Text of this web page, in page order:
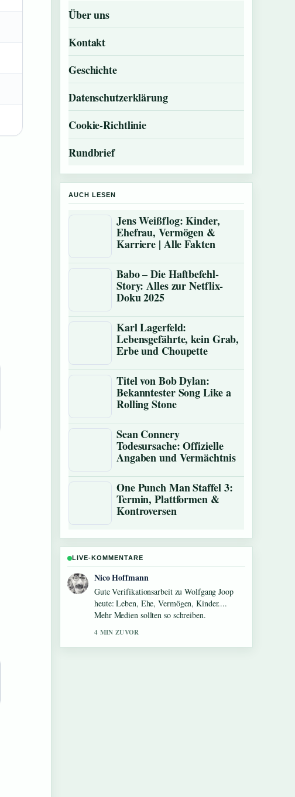
Über uns
Kontakt
Geschichte
Datenschutzerklärung
Cookie-Richtlinie
Rundbrief
AUCH LESEN
Jens Weißflog: Kinder,
Ehefrau, Vermögen &
Karriere | Alle Fakten
Babo – Die Haftbefehl-
Story: Alles zur Netflix-
Doku 2025
Karl Lagerfeld:
Lebensgefährte, kein Grab,
Erbe und Choupette
Titel von Bob Dylan:
Bekanntester Song Like a
Rolling Stone
Sean Connery
Todesursache: Offizielle
Angaben und Vermächtnis
One Punch Man Staffel 3:
Termin, Plattformen &
Kontroversen
LIVE-KOMMENTARE
Hannah Weber
Starke Einordnung zu Scooter Braun: Der
Mann hinter dem Taylor-Swift-Streit. Das ist
die klarste Zusammenfassung, die ich heute